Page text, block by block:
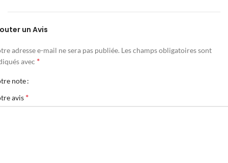
un Avis
adresse e-mail ne sera pas publiée. Les champs obligatoires sont
avec *
note
avis *